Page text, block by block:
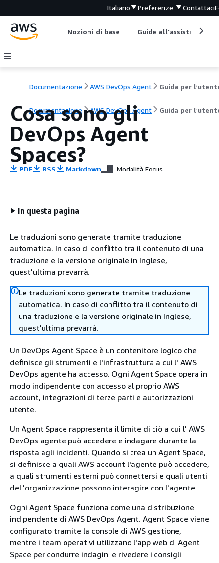
Italiano Preferenze Contattaci
Nozioni di base Guide all'assistenza
Documentazione AWS DevOps Agent Guida per
Documentazione AWS DevOps Agent Guida per
Cosa sono gli
DevOps Agent
Spaces?
PDF RSS Markdown Modalità Focus
In questa pagina
Le traduzioni sono generate tramite traduzione
automatica. In caso di conflitto tra il contenuto di una
traduzione e la versione originale in Inglese,
quest'ultima prevarrà.
Le traduzioni sono generate tramite traduzione
automatica. In caso di conflitto tra il contenuto di
una traduzione e la versione originale in Inglese,
quest'ultima prevarrà.
Un DevOps Agent Space è un contenitore logico che
definisce gli strumenti e l'infrastruttura a cui l' AWS
DevOps agente ha accesso. Ogni Agent Space opera in
modo indipendente con accesso al proprio AWS
account, integrazioni di terze parti e autorizzazioni
utente.
Un Agent Space rappresenta il limite di ciò a cui l' AWS
DevOps agente può accedere e indagare durante la
risposta agli incidenti. Quando si crea un Agent Space,
si definisce a quali AWS account l'agente può accedere,
a quali strumenti esterni può connettersi e quali utenti
dell'organizzazione possono interagire con l'agente.
Ogni Agent Space funziona come una distribuzione
indipendente di AWS DevOps Agent. Agent Space viene
configurato tramite la console di AWS gestione,
mentre i team operativi utilizzano l'app web di Agent
Space per condurre indagini e rivedere i consigli